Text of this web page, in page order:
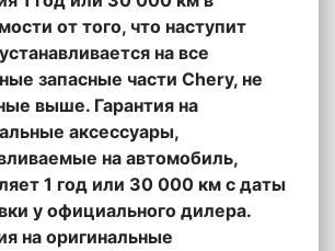
от того, что наступит
на все
запасные части Chery, не
выше. Гарантия на
аксессуары,
на автомобиль,
1 год или 30 000 км с даты
у официального дилера.
на оригинальные